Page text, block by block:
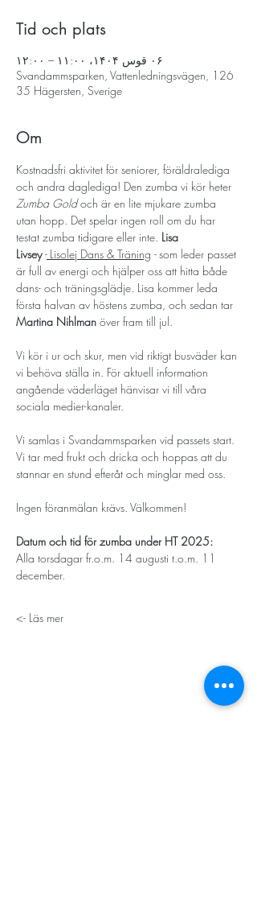
Tid och plats
۰۶ قوس ۱۴۰۴، ۱۱:۰۰ – ۱۲:۰۰
Svandammsparken, Vattenledningsvägen, 126
35 Hägersten, Sverige
Om
Kostnadsfri aktivitet för seniorer, föräldralediga
och andra daglediga! Den zumba vi kör heter
Zumba Gold och är en lite mjukare zumba
utan hopp. Det spelar ingen roll om du har
testat zumba tidigare eller inte. Lisa
Livsey - Lisolej Dans & Träning - som leder passet
är full av energi och hjälper oss att hitta både
dans- och träningsglädje. Lisa kommer leda
första halvan av höstens zumba, och sedan tar
Martina Nihlman över fram till jul.
Vi kör i ur och skur, men vid riktigt busväder kan
vi behöva ställa in. För aktuell information
angående väderläget hänvisar vi till våra
sociala medier-kanaler.
Vi samlas i Svandammsparken vid passets start.
Vi tar med frukt och dricka och hoppas att du
stannar en stund efteråt och minglar med oss.
Ingen föranmälan krävs. Välkommen!
Datum och tid för zumba under HT 2025:
Alla torsdagar fr.o.m. 14 augusti t.o.m. 11
december.
Läs mer ->